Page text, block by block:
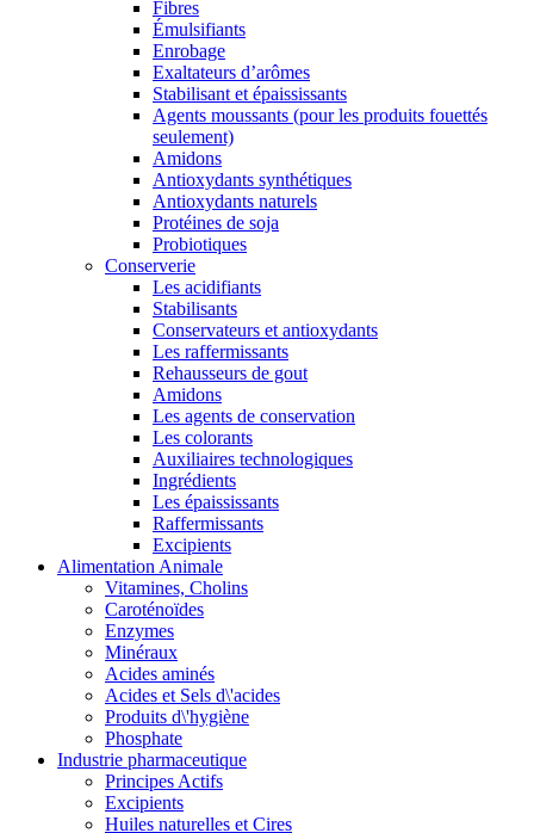
Fibres
Émulsifiants
Enrobage
Exaltateurs d’arômes
Stabilisant et épaississants
Agents moussants (pour les produits fouettés
seulement)
Amidons
Antioxydants synthétiques
Antioxydants naturels
Protéines de soja
Probiotiques
Conserverie
Les acidifiants
Stabilisants
Conservateurs et antioxydants
Les raffermissants
Rehausseurs de gout
Amidons
Les agents de conservation
Les colorants
Auxiliaires technologiques
Ingrédients
Les épaississants
Raffermissants
Excipients
Alimentation Animale
Vitamines, Cholins
Caroténoïdes
Enzymes
Minéraux
Acides aminés
Acides et Sels d\'acides
Produits d\'hygiène
Phosphate
Industrie pharmaceutique
Principes Actifs
Excipients
Huiles naturelles et Cires